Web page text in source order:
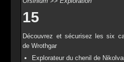
15
Découvrez et sécurisez les six
de Wrothgar
Explorateur du chenil de